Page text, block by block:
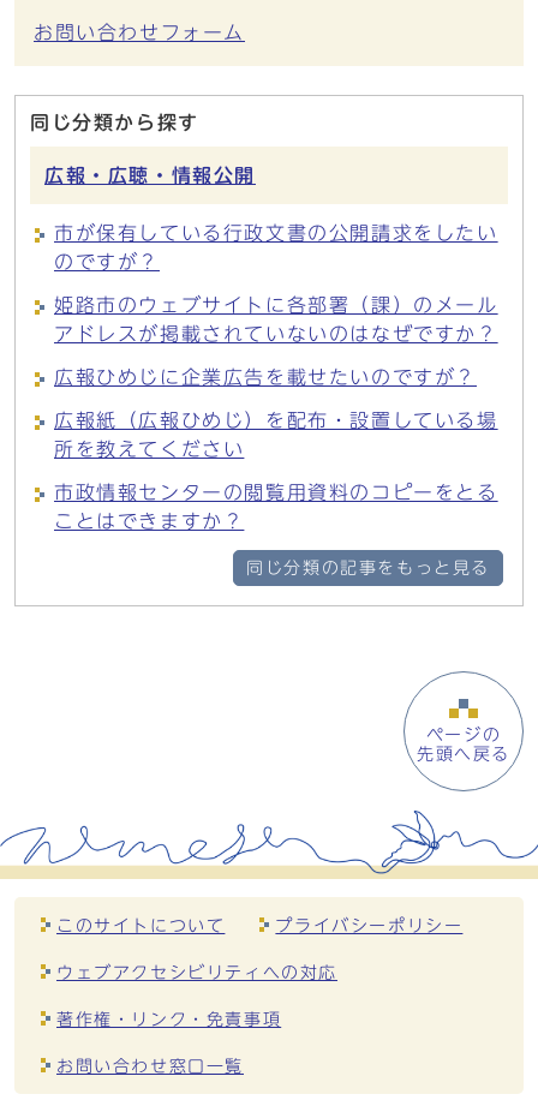
お問い合わせフォーム
同じ分類から探す
広報・広聴・情報公開
市が保有している行政文書の公開請求をしたい
のですが？
姫路市のウェブサイトに各部署（課）のメール
アドレスが掲載されていないのはなぜですか？
広報ひめじに企業広告を載せたいのですが？
広報紙（広報ひめじ）を配布・設置している場
所を教えてください
市政情報センターの閲覧用資料のコピーをとる
ことはできますか？
同じ分類の記事をもっと見る
ページの
先頭へ戻る
このサイトについて プライバシーポリシー
ウェブアクセシビリティへの対応
著作権・リンク・免責事項
お問い合わせ窓口一覧